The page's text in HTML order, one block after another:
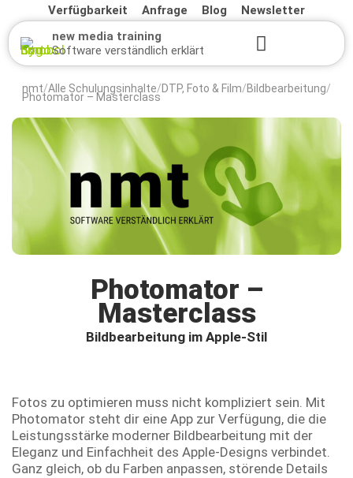
Verfügbarkeit Anfrage Blog
Newsletter
new media training
Software verständlich erklärt
nmt/Alle Schulungsinhalte/DTP, Foto & Film/Bildbearbeitung/
Photomator – Masterclass
Photomator –
Masterclass
Bildbearbeitung im Apple-Stil
Fotos zu optimieren muss nicht kompliziert sein. Mit
Photomator steht dir eine App zur Verfügung, die die
Leistungsstärke moderner Bildbearbeitung mit der
Eleganz und Einfachheit des Apple-Designs verbindet.
Ganz gleich, ob du Farben anpassen, störende Details